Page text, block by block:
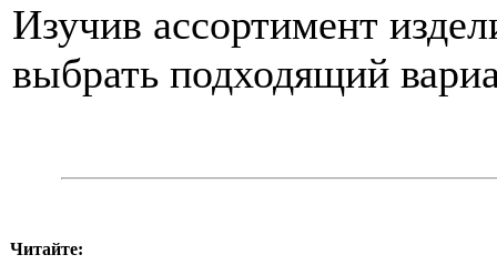
Изучив ассортимент
выбрать подходящий
Читайте: